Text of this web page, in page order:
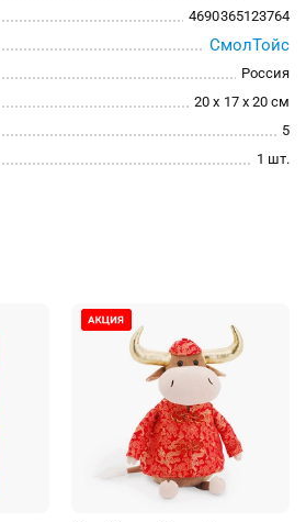
4690365123764
СмолТойс
Россия
20 x 17 x 20 см
5
1 шт.